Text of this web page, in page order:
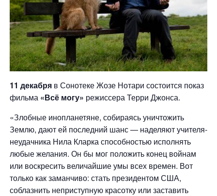
11 декабря в Сонотеке Жозе Нотари состоится показ
фильма «Всё могу» режиссера Терри Джонса.
«Злобные инопланетяне, собираясь уничтожить
Землю, дают ей последний шанс — наделяют учителя-
неудачника Нила Кларка способностью исполнять
любые желания. Он бы мог положить конец войнам
или воскресить величайшие умы всех времен. Вот
только как заманчиво: стать президентом США,
соблазнить неприступную красотку или заставить